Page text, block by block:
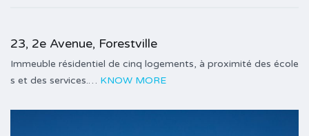
23, 2e Avenue, Forestville
Immeuble résidentiel de cinq logements, à proximité des école
s et des services.… KNOW MORE